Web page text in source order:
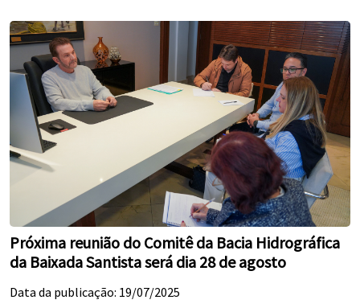
Próxima reunião do Comitê da Bacia Hidrográfica
da Baixada Santista será dia 28 de agosto
Data da publicação: 19/07/2025